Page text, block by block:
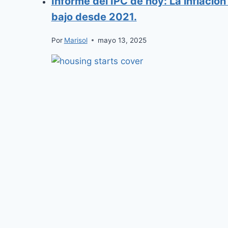
bajo desde 2021.
Por Marisol mayo 13, 2025